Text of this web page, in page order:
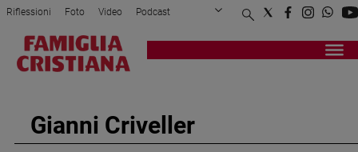
Attualità
Politica
Mondo
Riflessioni Foto Video Podcast
Privacy Policy Chi siamo
Registrati Redazione
Gianni Criveller